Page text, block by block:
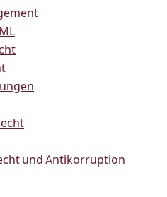
und Antikorruption